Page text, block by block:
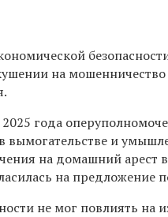
на мошенничество
года
вымогательстве и
на домашний арест
на предложение
не мог повлиять на